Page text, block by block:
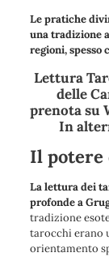
Le pratiche
una tradizione
regioni, spesso
Lettura
delle
prenota su
In
Il potere
La lettura dei
profonde a
tradizione
tarocchi erano
orientamento